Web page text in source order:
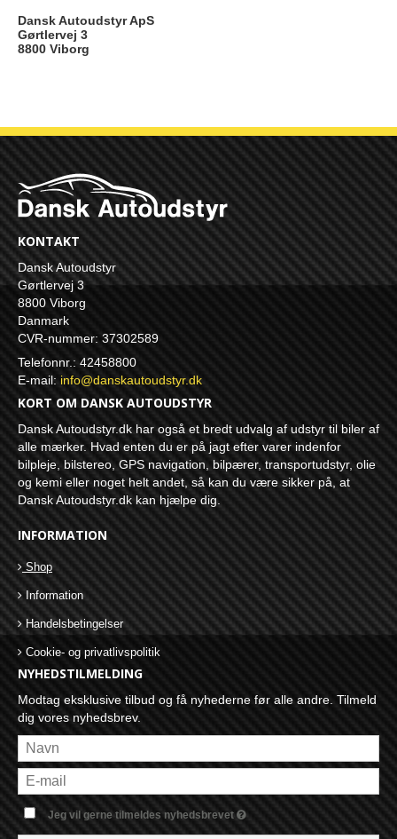
Dansk Autoudstyr ApS
Gørtlervej 3
8800 Viborg
KONTAKT
Dansk Autoudstyr
Gørtlervej 3
8800 Viborg
Danmark
CVR-nummer: 37302589
Telefonnr.: 42458800
E-mail: info@danskautoudstyr.dk
KORT OM DANSK AUTOUDSTYR
Dansk Autoudstyr.dk har også et bredt udvalg af udstyr til biler af
alle mærker. Hvad enten du er på jagt efter varer indenfor
bilpleje, bilstereo, GPS navigation, bilpærer, transportudstyr, olie
og kemi eller noget helt andet, så kan du være sikker på, at
Dansk Autoudstyr.dk kan hjælpe dig.
INFORMATION
Shop
Information
Handelsbetingelser
Cookie- og privatlivspolitik
NYHEDSTILMELDING
Modtag eksklusive tilbud og få nyhederne før alle andre. Tilmeld
dig vores nyhedsbrev.
Jeg vil gerne tilmeldes nyhedsbrevet